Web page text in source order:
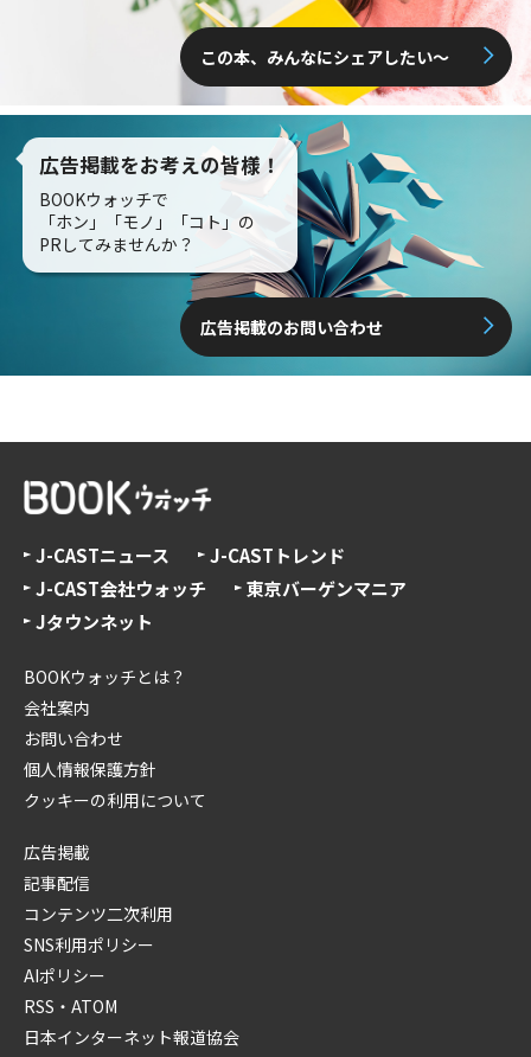
この本、みんなにシェアしたい〜
広告掲載をお考えの皆様！
BOOKウォッチで
「ホン」「モノ」「コト」の
PRしてみませんか？
広告掲載のお問い合わせ
J-CASTニュース
J-CASTトレンド
J-CAST会社ウォッチ
東京バーゲンマニア
Jタウンネット
BOOKウォッチとは？
会社案内
お問い合わせ
個人情報保護方針
クッキーの利用について
広告掲載
記事配信
コンテンツ二次利用
SNS利用ポリシー
AIポリシー
RSS・ATOM
日本インターネット報道協会